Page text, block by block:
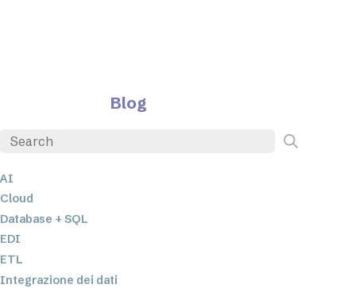
Blog
AI
Cloud
Database + SQL
EDI
ETL
Integrazione dei dati